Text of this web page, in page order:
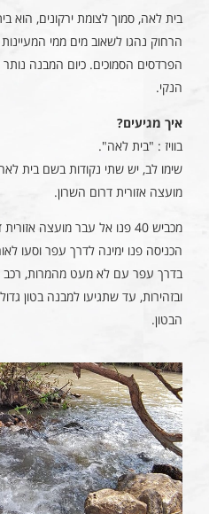
בית לאה, סמוך לצומת ירקונים,
הרחוק נהגו לשאוב מים ממי
הפרדסים הסמוכים. כיום המבנה נותר
הנקי.
איך מגיעים?
בוויז : "בית לאה".
שימו לב, יש שתי נקודות בשם בית
מועצה אזורית דרום השרון.
מכביש 40 פנו אל עבר מועצה
בדרך עפר עם לא מעט מהמרות, רכב
ובזהירות, עד שתגיעו למבנה בטון
הבטון.